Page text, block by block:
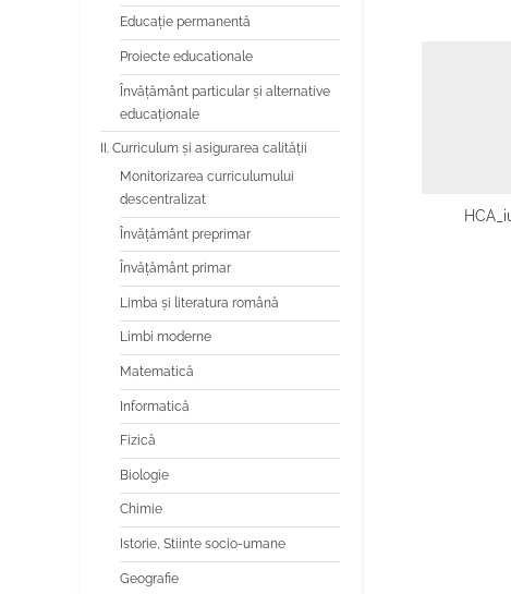
Educaţie permanentă
Proiecte educationale
Învăţământ particular şi alternative
educaţionale
II. Curriculum și asigurarea calității
Monitorizarea curriculumului
descentralizat
Învățământ preprimar
Învățământ primar
Limba şi literatura română
Limbi moderne
Matematică
Informatică
Fizică
Biologie
Chimie
Istorie, Stiinte socio-umane
Geografie